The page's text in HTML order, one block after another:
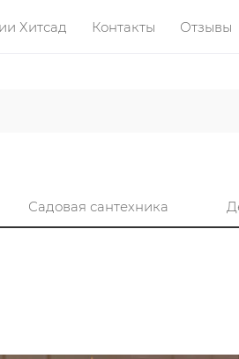
Хитсад Контакты Отзывы
Садовая сантехника